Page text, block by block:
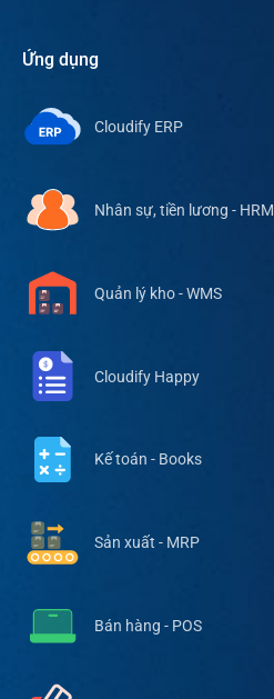
Ứng dụng
Cloudify ERP
Nhân sự, tiền lương - HRM
Quản lý kho - WMS
Cloudify Happy
Kế toán - Books
Sản xuất - MRP
Bán hàng - POS